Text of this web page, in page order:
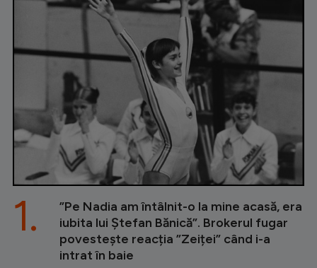
”Pe Nadia am întâlnit-o la mine acasă, era
iubita lui Ștefan Bănică”. Brokerul fugar
povestește reacția ”Zeiței” când i-a
intrat în baie
1.